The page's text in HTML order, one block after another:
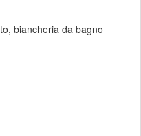
biancheria da bagno